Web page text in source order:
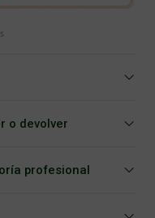
o devolver
profesional